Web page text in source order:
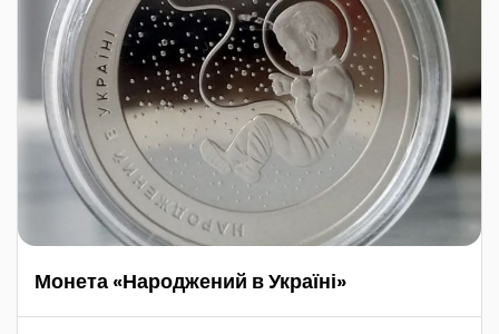
Монета «Народжений в Україні»